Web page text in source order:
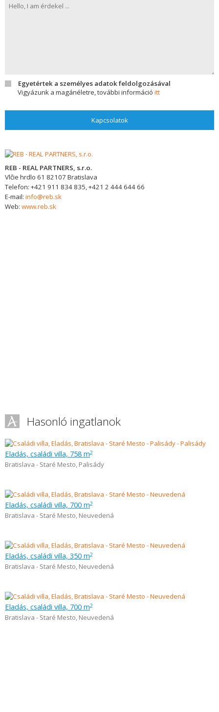
Egyetértek a személyes adatok feldolgozásával
Vigyázunk a magánéletre, további információ itt
Kapcsolatok
REB - REAL PARTNERS, s.r.o.
Vlčie hrdlo 61 82107 Bratislava
Telefon: +421 911 834 835, +421 2 444 644 66
E-mail: info@reb.sk
Web: www.reb.sk
Hasonló ingatlanok
Eladás, családi villa, 758 m2
Bratislava - Staré Mesto, Palisády
Eladás, családi villa, 700 m2
Bratislava - Staré Mesto, Neuvedená
Eladás, családi villa, 350 m2
Bratislava - Staré Mesto, Neuvedená
Eladás, családi villa, 700 m2
Bratislava - Staré Mesto, Neuvedená